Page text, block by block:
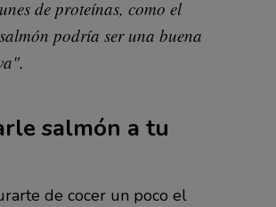
de proteínas, como el
podría ser una buena
salmón a tu
de cocer un poco el